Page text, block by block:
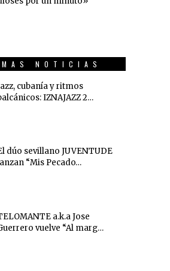
NOTICIAS
cubanía y ritmos
IZNAJAZZ 2…
dúo sevillano JUVENTUDE
“Mis Pecado…
a.k.a Jose
vuelve “Al marg…